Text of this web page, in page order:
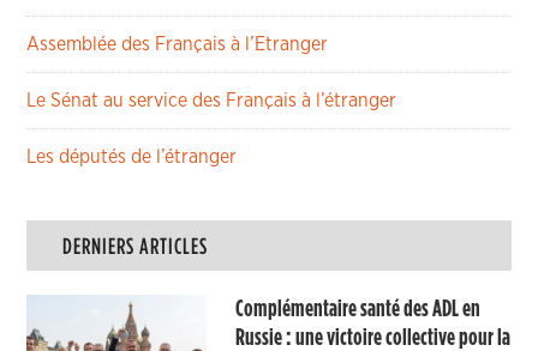
Assemblée des Français à l’Etranger
Le Sénat au service des Français à l’étranger
Les députés de l’étranger
DERNIERS ARTICLES
Complémentaire santé des ADL en
Russie : une victoire collective pour la